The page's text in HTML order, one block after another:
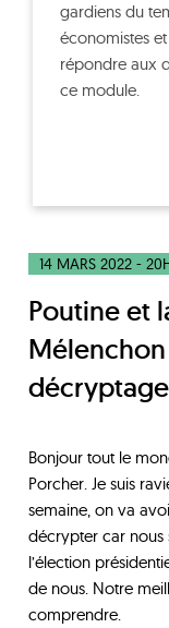
gardiens du
économistes
répondre aux
ce module.
14 MARS 2022 -
Poutine et la guerre du gaz,
Bonjour tout le
Porcher. Je suis
semaine, on va
décrypter car nous
l’élection
de nous. Notre
comprendre.